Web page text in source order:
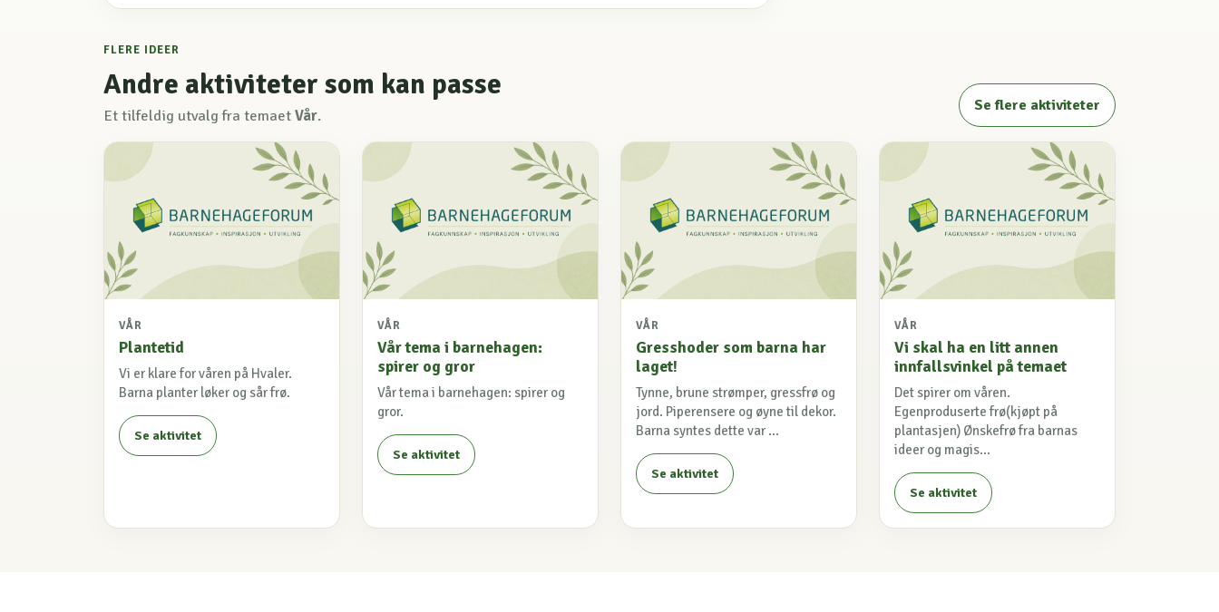
FLERE IDEER
Andre aktiviteter som kan passe
Et tilfeldig utvalg fra temaet Vår.
Se flere aktiviteter
VÅR
Plantetid
Vi er klare for våren på Hvaler.
Barna planter løker og sår frø.
Se aktivitet
VÅR
Vår tema i barnehagen:
spirer og gror
Vår tema i barnehagen: spirer og
gror.
Se aktivitet
VÅR
Gresshoder som barna har
laget!
Tynne, brune strømper, gressfrø og
jord. Piperensere og øyne til dekor.
Barna syntes dette var ...
Se aktivitet
VÅR
Vi skal ha en litt annen
innfallsvinkel på temaet
Det spirer om våren.
Egenproduserte frø(kjøpt på
plantasjen) Ønskefrø fra barnas
ideer og magis...
Se aktivitet